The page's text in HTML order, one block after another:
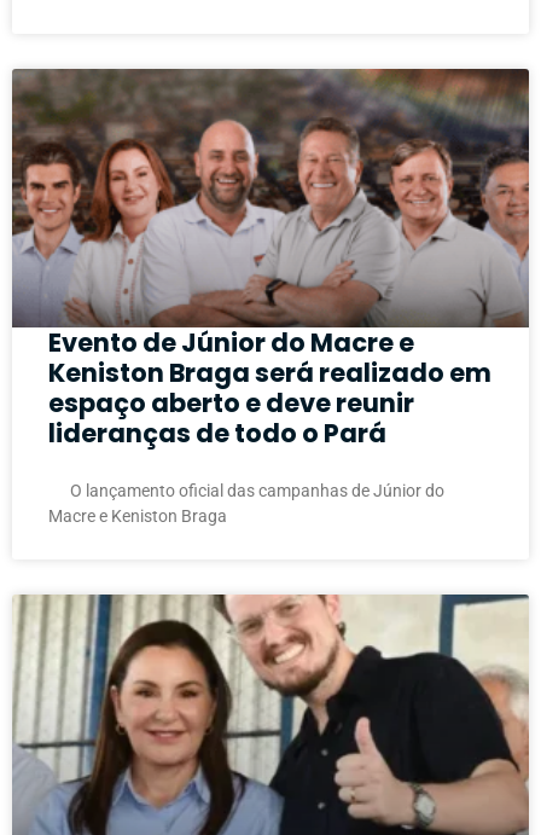
Evento de Júnior do Macre e
Keniston Braga será realizado em
espaço aberto e deve reunir
lideranças de todo o Pará
O lançamento oficial das campanhas de Júnior do
Macre e Keniston Braga